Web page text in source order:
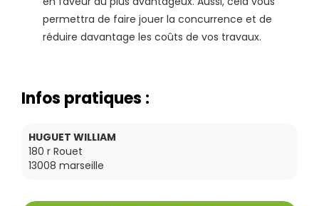
permettra de faire jouer la concurrence et de
réduire davantage les coûts de vos travaux.
Infos pratiques :
HUGUET WILLIAM
180 r Rouet
13008 marseille